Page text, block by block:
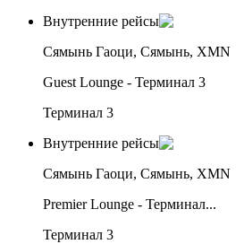
Внутренние рейсы
Сямынь Гаоци, Сямынь, XMN
Guest Lounge - Терминал 3
Терминал 3
Внутренние рейсы
Сямынь Гаоци, Сямынь, XMN
Premier Lounge - Терминал...
Терминал 3